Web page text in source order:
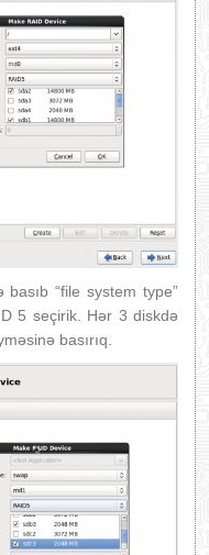
“file system type”
5 seçirik. Hər 3 diskdə
basırıq.